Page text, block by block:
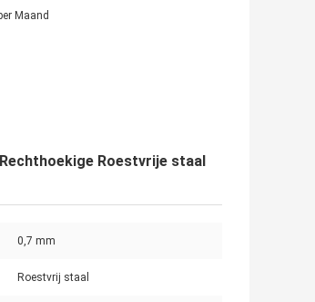
Maand
Roestvrije staal
0,7 mm
Roestvrij staal